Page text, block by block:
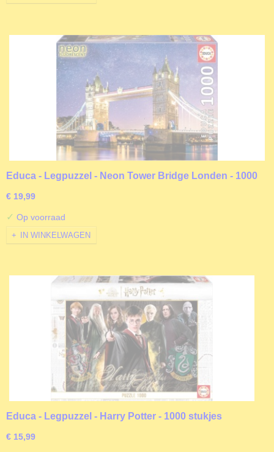
Educa - Legpuzzel - Neon Tower Bridge Londen - 1000
€ 19,99
✓ Op voorraad
IN WINKELWAGEN
Educa - Legpuzzel - Harry Potter - 1000 stukjes
€ 15,99